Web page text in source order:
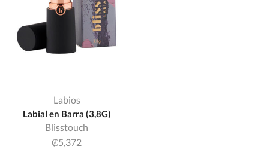
Labios
Labial en Barra (3,8G)
Blisstouch
₡5,372